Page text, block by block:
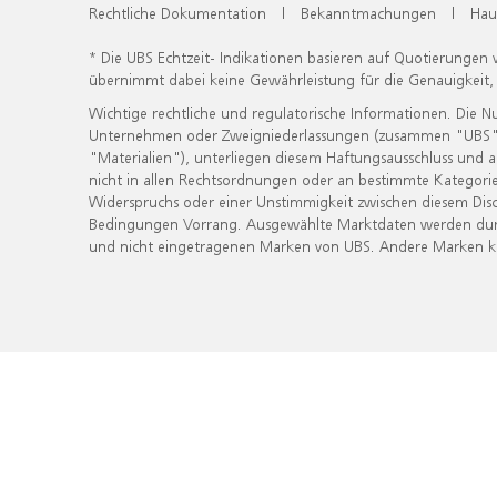
Rechtliche Dokumentation | Bekanntmachungen |
* Die UBS Echtzeit- Indikationen basieren auf
übernimmt dabei keine Gewährleistung für die
Wichtige rechtliche und regulatorische Informationen. Die
Unternehmen oder Zweigniederlassungen (zusammen
"Materialien"), unterliegen diesem Haftungsausschluss
nicht in allen Rechtsordnungen oder an bestimmte
Widerspruchs oder einer Unstimmigkeit zwischen diesem
Bedingungen Vorrang. Ausgewählte Marktdaten werden
und nicht eingetragenen Marken von UBS. Andere Marken